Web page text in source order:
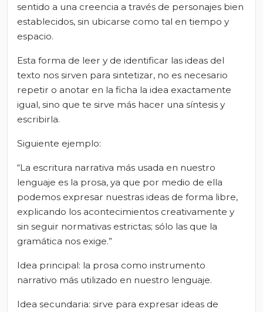
sentido a una creencia a través de personajes bien
establecidos, sin ubicarse como tal en tiempo y
espacio.
Esta forma de leer y de identificar las ideas del
texto nos sirven para sintetizar, no es necesario
repetir o anotar en la ficha la idea exactamente
igual, sino que te sirve más hacer una síntesis y
escribirla.
Siguiente ejemplo:
“La escritura narrativa más usada en nuestro
lenguaje es la prosa, ya que por medio de ella
podemos expresar nuestras ideas de forma libre,
explicando los acontecimientos creativamente y
sin seguir normativas estrictas; sólo las que la
gramática nos exige.”
Idea principal: la prosa como instrumento
narrativo más utilizado en nuestro lenguaje.
Idea secundaria: sirve para expresar ideas de